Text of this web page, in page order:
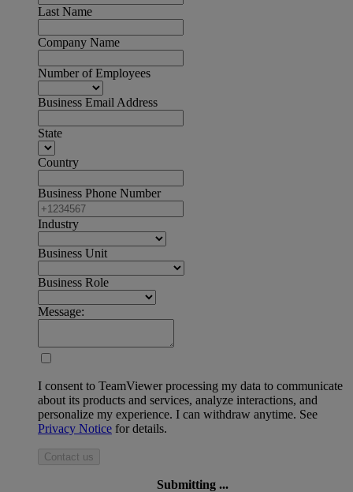
Last Name
Company Name
Number of Employees
Business Email Address
State
Country
Business Phone Number
Industry
Business Unit
Business Role
Message:
I consent to TeamViewer processing my data to communicate
about its products and services, analyze interactions, and
personalize my experience. I can withdraw anytime. See
Privacy Notice for details.
Contact us
Submitting ...